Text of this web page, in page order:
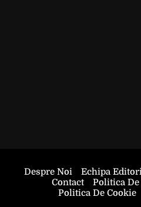
Despre Noi Echipa
Contact
Politica
Politica De Cookie